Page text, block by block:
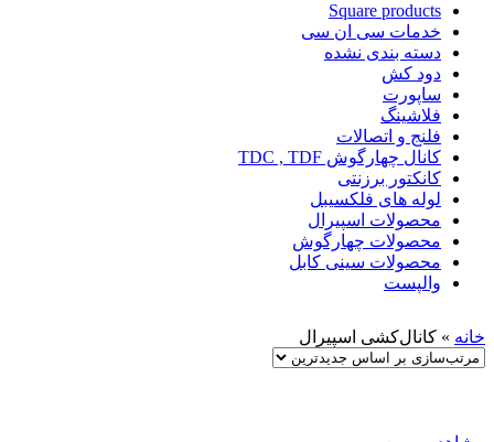
Square products
خدمات سی ان سی
دسته بندی نشده
دود کش
ساپورت
فلاشینگ
فلنج و اتصالات
کانال چهارگوش TDC , TDF
کانکتور برزنتی
لوله های فلکسیبل
محصولات اسپیرال
محصولات چهارگوش
محصولات سینی کابل
والپست
خانه » کانال‌کشی اسپیرال